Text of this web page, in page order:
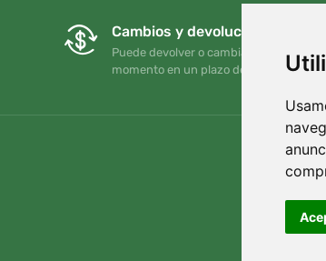
Cambios y devoluciones
Puede devolver o cambiar su pedido en
momento en un plazo de 90 días